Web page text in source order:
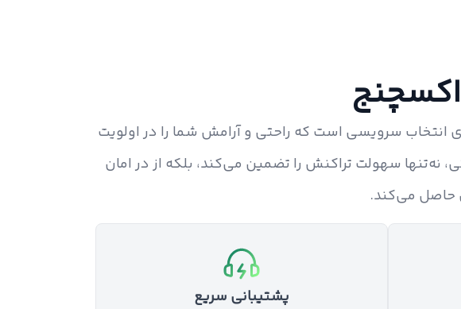
انتخاب سرویسی است که راحتی و آرامش شما را در اولویت
نه‌تنها سهولت تراکنش را تضمین می‌کند، بلکه از در امان
حاصل می‌کند.
پشتیبانی سریع